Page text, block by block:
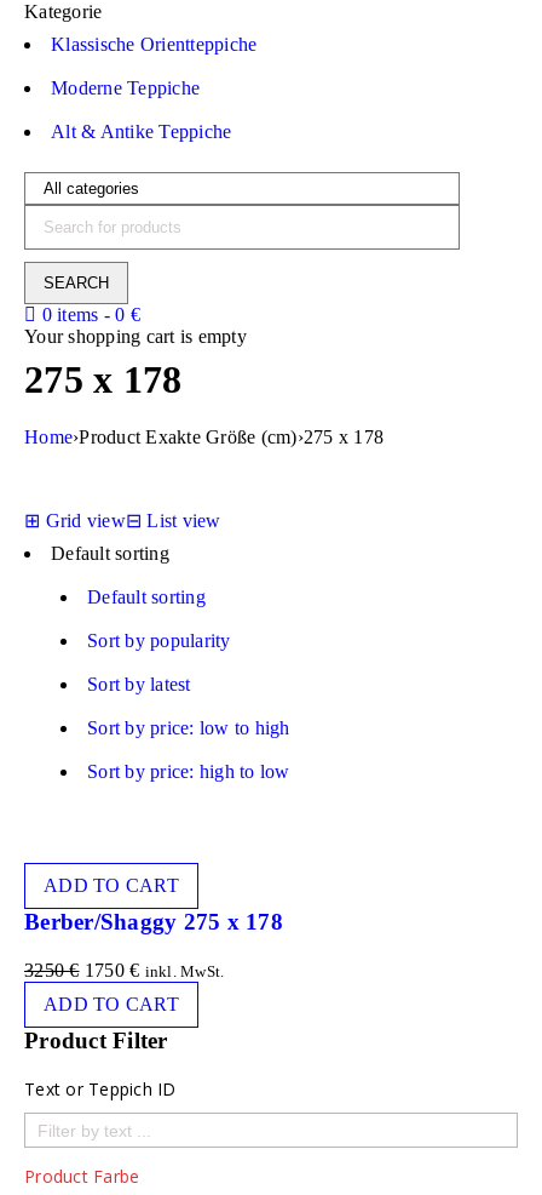
Kategorie
Klassische Orientteppiche
Moderne Teppiche
Alt & Antike Teppiche
0 items - 0 €
Your shopping cart is empty
275 x 178
Home›Product Exakte Größe (cm)›275 x 178
⊞ Grid view⊟List view
Default sorting
Default sorting
Sort by popularity
Sort by latest
Sort by price: low to high
Sort by price: high to low
ADD TO CART
Berber/Shaggy 275 x 178
3250€ 1750 € inkl. MwSt.
ADD TO CART
Product Filter
Text or Teppich ID
Product Farbe